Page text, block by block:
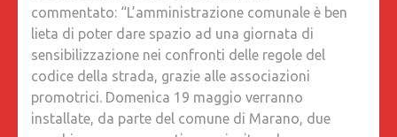
commentato: “L’amministrazione comunale è ben
lieta di poter dare spazio ad una giornata di
sensibilizzazione nei confronti delle regole del
codice della strada, grazie alle associazioni
promotrici. Domenica 19 maggio verranno
installate, da parte del comune di Marano, due